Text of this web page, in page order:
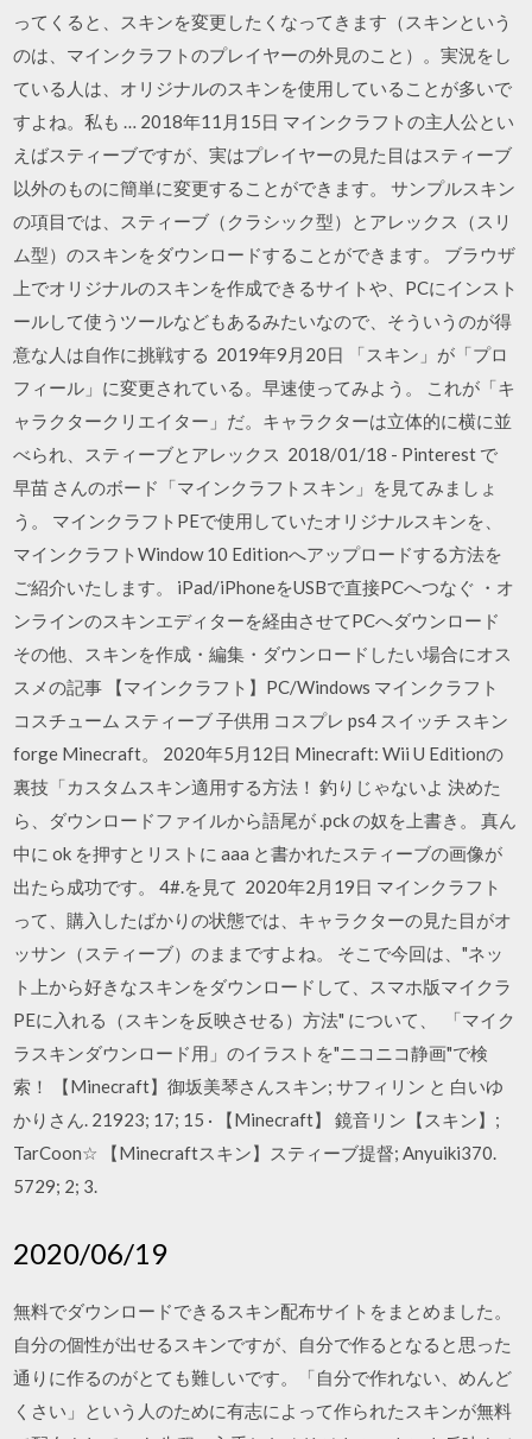
ってくると、スキンを変更したくなってきます（スキンという
のは、マインクラフトのプレイヤーの外見のこと）。実況をし
ている人は、オリジナルのスキンを使用していることが多いで
すよね。私も … 2018年11月15日 マインクラフトの主人公とい
えばスティーブですが、実はプレイヤーの見た目はスティーブ
以外のものに簡単に変更することができます。 サンプルスキン
の項目では、スティーブ（クラシック型）とアレックス（スリ
ム型）のスキンをダウンロードすることができます。 ブラウザ
上でオリジナルのスキンを作成できるサイトや、PCにインスト
ールして使うツールなどもあるみたいなので、そういうのが得
意な人は自作に挑戦する 2019年9月20日 「スキン」が「プロ
フィール」に変更されている。早速使ってみよう。 これが「キ
ャラクタークリエイター」だ。キャラクターは立体的に横に並
べられ、スティーブとアレックス 2018/01/18 - Pinterest で
早苗 さんのボード「マインクラフトスキン」を見てみましょ
う。 マインクラフトPEで使用していたオリジナルスキンを、
マインクラフトWindow 10 Editionへアップロードする方法を
ご紹介いたします。 iPad/iPhoneをUSBで直接PCへつなぐ ・オ
ンラインのスキンエディターを経由させてPCへダウンロード
その他、スキンを作成・編集・ダウンロードしたい場合にオス
スメの記事 【マインクラフト】PC/Windows マインクラフト
コスチューム スティーブ 子供用 コスプレ ps4 スイッチ スキン
forge Minecraft。 2020年5月12日 Minecraft: Wii U Editionの
裏技「カスタムスキン適用する方法！ 釣りじゃないよ 決めた
ら、ダウンロードファイルから語尾が .pck の奴を上書き。 真ん
中に ok を押すとリストに aaa と書かれたスティーブの画像が
出たら成功です。 4#.を見て 2020年2月19日 マインクラフト
って、購入したばかりの状態では、キャラクターの見た目がオ
ッサン（スティーブ）のままですよね。 そこで今回は、"ネッ
ト上から好きなスキンをダウンロードして、スマホ版マイクラ
PEに入れる（スキンを反映させる）方法" について、 「マイク
ラスキンダウンロード用」のイラストを"ニコニコ静画"で検
索！ 【Minecraft】御坂美琴さんスキン; サフィリン と 白いゆ
かりさん. 21923; 17; 15 · 【Minecraft】 鏡音リン【スキン】;
TarCoon☆ 【Minecraftスキン】スティーブ提督; Anyuiki370.
5729; 2; 3.
2020/06/19
無料でダウンロードできるスキン配布サイトをまとめました。
自分の個性が出せるスキンですが、自分で作るとなると思った
通りに作るのがとても難しいです。「自分で作れない、めんど
くさい」という人のために有志によって作られたスキンが無料